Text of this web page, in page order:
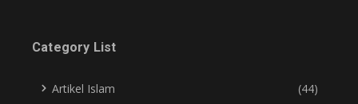
Category List
Artikel Islam (44)